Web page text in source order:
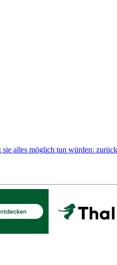
alles möglich tun würden: